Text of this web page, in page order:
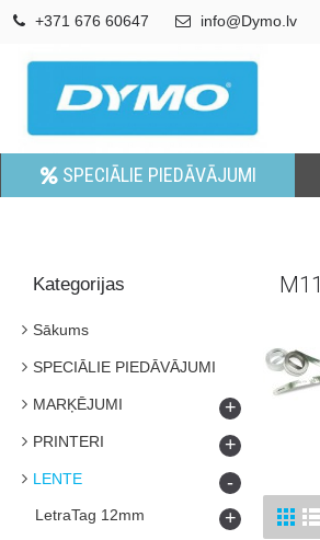
+371 676 60647 info@Dymo.lv
SPECIĀLIE PIEDĀVĀJUMI
Kategorijas
Sākums
SPECIĀLIE PIEDĀVĀJUMI
MARĶĒJUMI +
PRINTERI +
LENTE -
LetraTag 12mm +
M11